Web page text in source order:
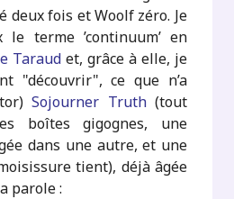
deux fois et Woolf zéro. Je
le terme ’continuum’ en
Taraud et, grâce à elle, je
"découvrir", ce que n’a
Sojourner Truth(tout
boîtes gigognes, une
dans une autre, et une
tient), déjà âgée
parole :